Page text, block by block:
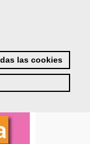
las cookies